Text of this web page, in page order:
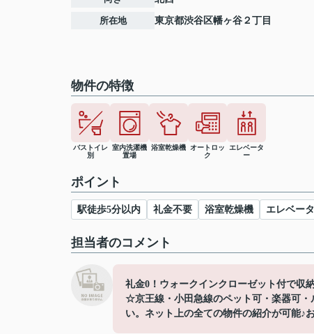
所在地 東京都渋谷区幡ヶ谷 ２丁目
物件の特徴
バストイレ
別
室内洗濯機
置場
浴室乾燥機
オートロッ
ク
エレベータ
ー
ポイント
駅徒歩5分以内 礼金不要 浴室乾燥機 エレベー
担当者のコメント
礼金0！ウォークインクローゼット付で収
☆京王線・小田急線のペット可・楽器可
い。ネット上の全ての物件の紹介が可能